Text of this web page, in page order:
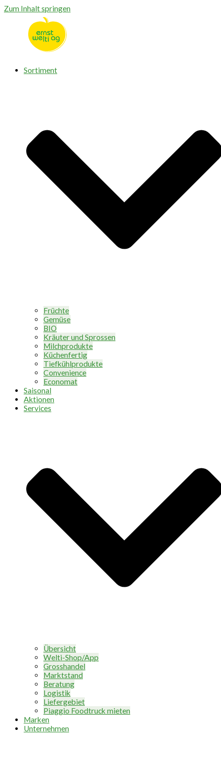
Zum Inhalt springen
Sortiment
Früchte
Gemüse
BIO
Kräuter und Sprossen
Milchprodukte
Küchenfertig
Tiefkühlprodukte
Convenience
Economat
Saisonal
Aktionen
Services
Übersicht
Welti-Shop/App
Grosshandel
Marktstand
Beratung
Logistik
Liefergebiet
Piaggio Foodtruck mieten
Marken
Unternehmen